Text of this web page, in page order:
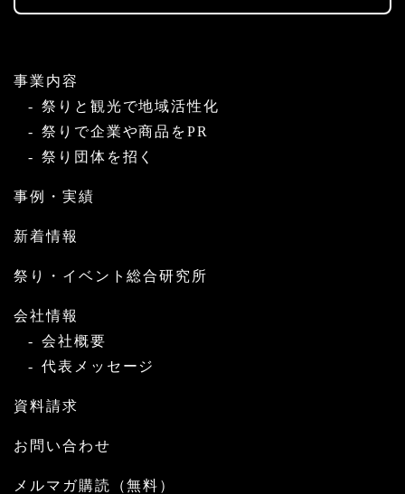
事業内容
祭りと観光で地域活性化
祭りで企業や商品をPR
祭り団体を招く
事例・実績
新着情報
祭り・イベント総合研究所
会社情報
会社概要
代表メッセージ
資料請求
お問い合わせ
メルマガ購読（無料）